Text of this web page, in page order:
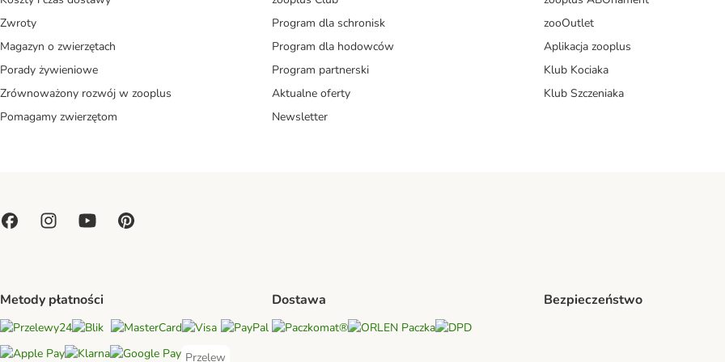
Zwroty
Magazyn o zwierzętach
Porady żywieniowe
Zrównoważony rozwój w zooplus
Pomagamy zwierzętom
Program dla schronisk
Program dla hodowców
Program partnerski
Aktualne oferty
Newsletter
zooOutlet
Aplikacja zooplus
Klub Kociaka
Klub Szczeniaka
Metody płatności
Przelew
Dostawa
Paczkomat® Shipping MethodORLEN Paczka Shipping Method
Bezpieczeństwo